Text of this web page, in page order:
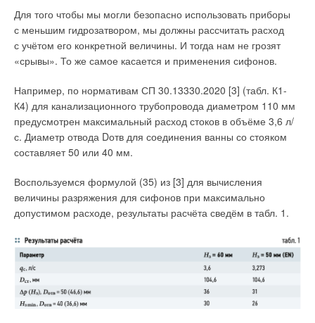
Для того чтобы мы могли безопасно использовать приборы
с меньшим гидрозатвором, мы должны рассчитать расход
с учётом его конкретной величины. И тогда нам не грозят
«срывы». То же самое касается и применения сифонов.
Например, по нормативам СП 30.13330.2020 [3] (табл. К1-
К4) для канализационного трубопровода диаметром 110 мм
предусмотрен максимальный расход стоков в объёме 3,6 л/
с. Диаметр отвода Dотв для соединения ванны со стояком
составляет 50 или 40 мм.
Воспользуемся формулой (35) из [3] для вычисления
величины разряжения для сифонов при максимально
допустимом расходе, результаты расчёта сведём в табл. 1.
по количеству размещённых атомов цинка имеет
ограничения и может растворить до 35–37% Zn
с формированием однофазной α-структуры. При
достижении предела растворимости исходной
кристаллической решётки в медном сплаве происходит
формирование нового типа кристаллической решётки (β-
фаза) с повышенной способностью к размещению атомов
цинка до 4 8
%. В результате в объёме двухфазного (α + β
фазы) латунного сплава существуют участки с разной
значениями стандартного электродного потенциала. Такие
участки формируют разницу напряжений (потенциалов), и по
электролиту между ними начинает протекать электрический
участков с водными средами приводит к обесцинкованию,
что проявляется в активном переходе цинка в раствор
на участке β-фазы с более высокой концентрацией Zn [8]. В
результате на этом участке возникает рыхлый слой меди,
который из-за низкой прочности разрушается и тоже